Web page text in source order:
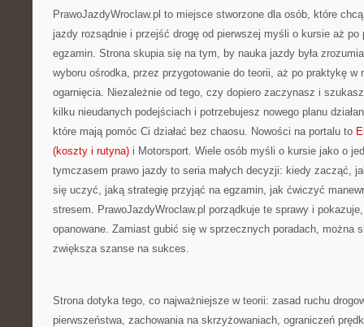
PrawoJazdyWroclaw.pl to miejsce stworzone dla osób, które
jazdy rozsądnie i przejść drogę od pierwszej myśli o kursie aż
egzamin. Strona skupia się na tym, by nauka jazdy była
wyboru ośrodka, przez przygotowanie do teorii, aż po praktykę w
ogarnięcia. Niezależnie od tego, czy dopiero zaczynasz i
kilku nieudanych podejściach i potrzebujesz nowego planu
które mają pomóc Ci działać bez chaosu. Nowości na portalu to
(koszty i rutyna) i Motorsport. Wiele osób myśli o kursie jako o
tymczasem prawo jazdy to seria małych decyzji: kiedy zacząć,
się uczyć, jaką strategię przyjąć na egzamin, jak ćwiczyć
stresem. PrawoJazdyWroclaw.pl porządkuje te sprawy i
opanowane. Zamiast gubić się w sprzecznych poradach, można
zwiększa szanse na sukces.
Strona dotyka tego, co najważniejsze w teorii: zasad ruchu
pierwszeństwa, zachowania na skrzyżowaniach, ograniczeń